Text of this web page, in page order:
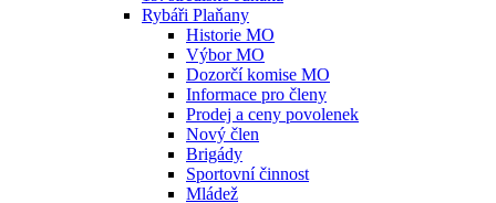
Rybáři Plaňany
Historie MO
Výbor MO
Dozorčí komise MO
Informace pro členy
Prodej a ceny povolenek
Nový člen
Brigády
Sportovní činnost
Mládež